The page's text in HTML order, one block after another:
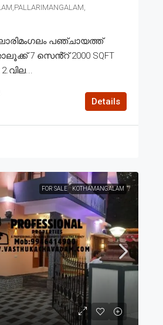
പഞ്ചായത്ത്
7 സെൻ്റ് 2000 SQFT
Details
FOR SALE KOTHAMANGALAM